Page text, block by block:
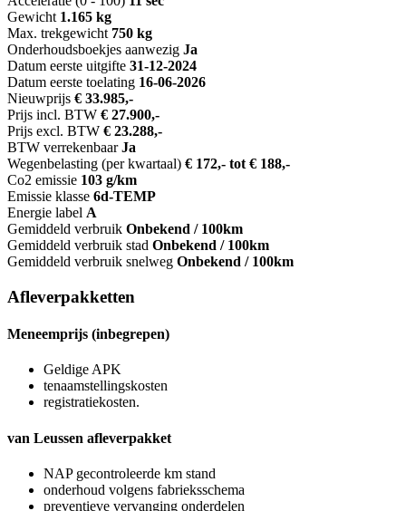
Gewicht 1.165 kg
Max. trekgewicht 750 kg
Onderhoudsboekjes aanwezig Ja
Datum eerste uitgifte 31-12-2024
Datum eerste toelating 16-06-2026
Nieuwprijs € 33.985,-
Prijs incl. BTW € 27.900,-
Prijs excl. BTW € 23.288,-
BTW verrekenbaar Ja
Wegenbelasting (per kwartaal) € 172,- tot € 188,-
Co2 emissie 103 g/km
Emissie klasse 6d-TEMP
Energie label A
Gemiddeld verbruik Onbekend / 100km
Gemiddeld verbruik stad Onbekend / 100km
Gemiddeld verbruik snelweg Onbekend / 100km
Afleverpakketten
Meneemprijs (inbegrepen)
Geldige APK
tenaamstellingskosten
registratiekosten.
van Leussen afleverpakket
NAP gecontroleerde km stand
onderhoud volgens fabrieksschema
preventieve vervanging onderdelen